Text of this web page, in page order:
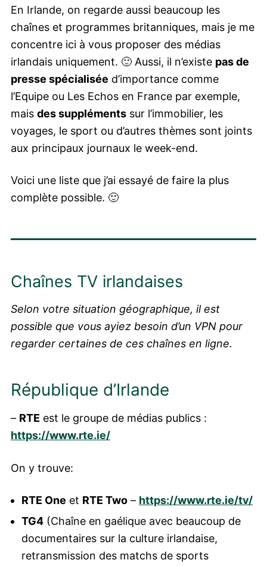
En Irlande, on regarde aussi beaucoup les
chaînes et programmes britanniques, mais je me
concentre ici à vous proposer des médias
irlandais uniquement. 🙂 Aussi, il n’existe pas de
presse spécialisée d’importance comme
l’Equipe ou Les Echos en France par exemple,
mais des suppléments sur l’immobilier, les
voyages, le sport ou d’autres thèmes sont joints
aux principaux journaux le week-end.
Voici une liste que j’ai essayé de faire la plus
complète possible. 🙂
Chaînes TV irlandaises
Selon votre situation géographique, il est
possible que vous ayiez besoin d’un VPN pour
regarder certaines de ces chaînes en ligne.
République d’Irlande
– RTE est le groupe de médias publics :
https://www.rte.ie/
On y trouve:
RTE One et RTE Two – https://www.rte.ie/tv/
TG4 (Chaîne en gaélique avec beaucoup de
documentaires sur la culture irlandaise,
retransmission des matchs de sports